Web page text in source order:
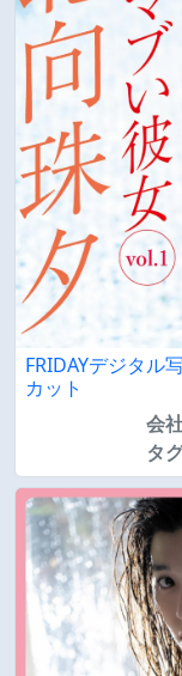
FRIDAYデジタル
カット
会
タ